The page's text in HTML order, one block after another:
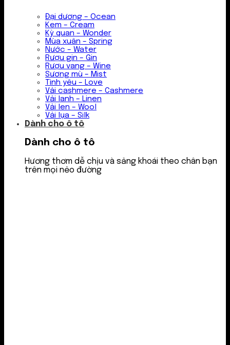
Đại dương – Ocean
Kem – Cream
Kỳ quan – Wonder
Mùa xuân – Spring
Nước – Water
Rượu gin – Gin
Rượu vang – Wine
Sương mù – Mist
Tình yêu – Love
Vải cashmere – Cashmere
Vải lanh – Linen
Vải len – Wool
Vải lụa – Silk
Dành cho ô tô
Dành cho ô tô
Hương thơm dễ chịu và sảng khoái theo chân bạn
trên mọi nẻo đường